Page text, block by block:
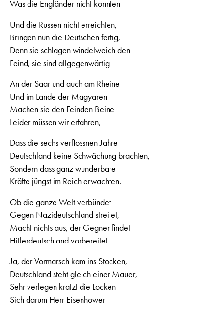
Was die Engländer nicht konnten
Und die Russen nicht erreichten,
Bringen nun die Deutschen fertig,
Denn sie schlagen windelweich den
Feind, sie sind allgegenwärtig
An der Saar und auch am Rheine
Und im Lande der Magyaren
Machen sie den Feinden Beine
Leider müssen wir erfahren,
Dass die sechs verflossnen Jahre
Deutschland keine Schwächung brachten,
Sondern dass ganz wunderbare
Kräfte jüngst im Reich erwachten.
Ob die ganze Welt verbündet
Gegen Nazideutschland streitet,
Macht nichts aus, der Gegner findet
Hitlerdeutschland vorbereitet.
Ja, der Vormarsch kam ins Stocken,
Deutschland steht gleich einer Mauer,
Sehr verlegen kratzt die Locken
Sich darum Herr Eisenhower